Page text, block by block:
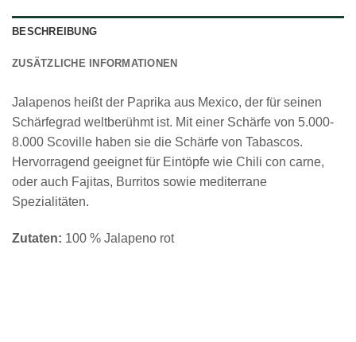
BESCHREIBUNG
ZUSÄTZLICHE INFORMATIONEN
Jalapenos heißt der Paprika aus Mexico, der für seinen
Schärfegrad weltberühmt ist. Mit einer Schärfe von 5.000-
8.000 Scoville haben sie die Schärfe von Tabascos.
Hervorragend geeignet für Eintöpfe wie Chili con carne,
oder auch Fajitas, Burritos sowie mediterrane
Spezialitäten.
Zutaten: 100 % Jalapeno rot